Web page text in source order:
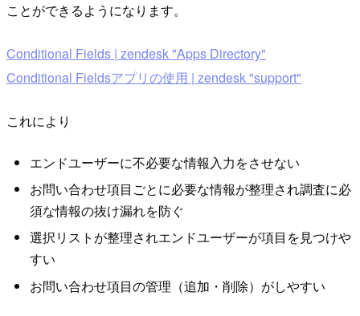
ことができるようになります。
Conditional Fields | zendesk "Apps Directory"
Conditional Fieldsアプリの使用 | zendesk "support"
これにより
エンドユーザーに不必要な情報入力をさせない
お問い合わせ項目ごとに必要な情報が整理され調査に必
須な情報の抜け漏れを防ぐ
選択リストが整理されエンドユーザーが項目を見つけや
すい
お問い合わせ項目の管理（追加・削除）がしやすい